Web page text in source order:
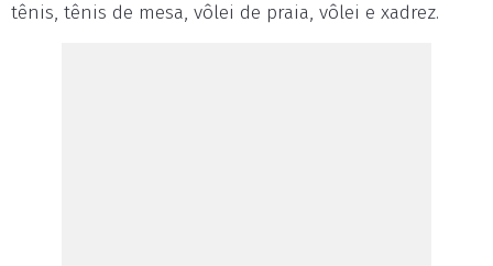
tênis, tênis de mesa, vôlei de praia, vôlei e xadrez.